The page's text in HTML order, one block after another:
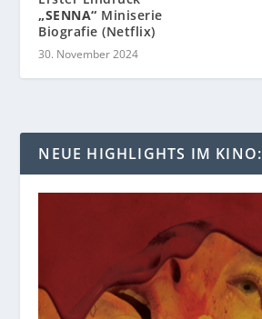
„SENNA“ Miniserie
Biografie (Netflix)
30. November 2024
NEUE HIGHLIGHTS IM KINO: